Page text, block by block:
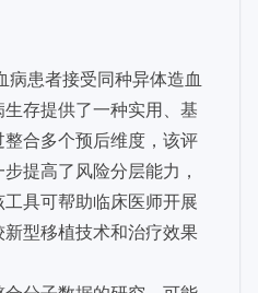
患者接受同种异体造血
存提供了一种实用、基
合多个预后维度，该评
提高了风险分层能力，
具可帮助临床医师开展
型移植技术和治疗效果